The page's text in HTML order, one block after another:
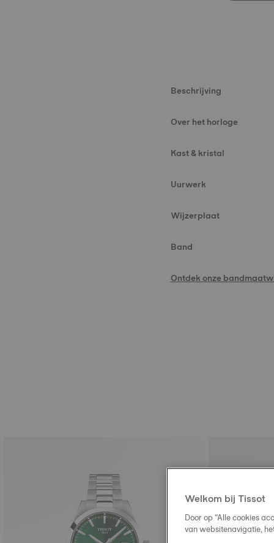
Beschrijving
Over het horloge
Kast & kristal
Uurwerk
Wijzerplaat
Band
Ontdek onze
Welkom bij Tissot
Door op “Alle cookies
van websitenavigatie,